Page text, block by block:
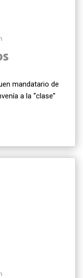
mandatario de
a la “clase”